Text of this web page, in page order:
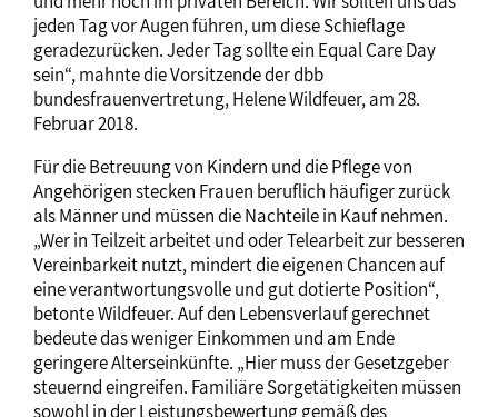
jeden Tag vor Augen führen, um diese Schieflage
geradezurücken. Jeder Tag sollte ein Equal Care Day
sein“, mahnte die Vorsitzende der dbb
bundesfrauenvertretung, Helene Wildfeuer, am 28.
Februar 2018.
Für die Betreuung von Kindern und die Pflege von
Angehörigen stecken Frauen beruflich häufiger zurück
als Männer und müssen die Nachteile in Kauf nehmen.
„Wer in Teilzeit arbeitet und oder Telearbeit zur besseren
Vereinbarkeit nutzt, mindert die eigenen Chancen auf
eine verantwortungsvolle und gut dotierte Position“,
betonte Wildfeuer. Auf den Lebensverlauf gerechnet
bedeute das weniger Einkommen und am Ende
geringere Alterseinkünfte. „Hier muss der Gesetzgeber
steuernd eingreifen. Familiäre Sorgetätigkeiten müssen
sowohl in der Leistungsbewertung gemäß des